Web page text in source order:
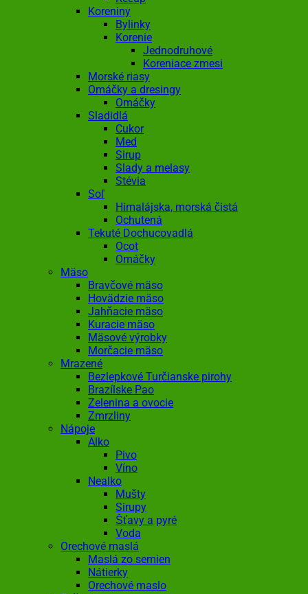
Koreniny
Bylinky
Korenie
Jednodruhové
Koreniace zmesi
Morské riasy
Omáčky a dresingy
Omáčky
Sladidlá
Cukor
Med
Sirup
Slady a melasy
Stévia
Soľ
Himalájska, morská čistá
Ochutená
Tekuté Dochucovadlá
Ocot
Omáčky
Mäso
Bravčové mäso
Hovädzie mäso
Jahňacie mäso
Kuracie mäso
Mäsové výrobky
Morčacie mäso
Mrazené
Bezlepkové Turčianske pirohy
Brazílske Pao
Zelenina a ovocie
Zmrzliny
Nápoje
Alko
Pivo
Víno
Nealko
Mušty
Sirupy
Šťavy a pyré
Voda
Orechové maslá
Maslá zo semien
Nátierky
Orechové maslo